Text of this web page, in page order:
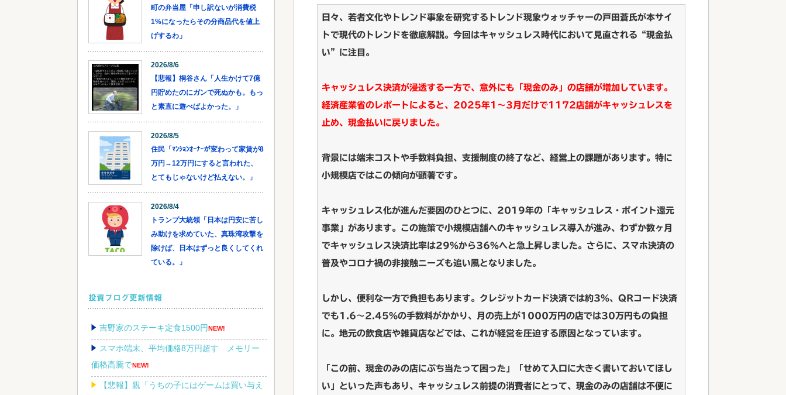
日々、若者文化やトレンド事象を研究するトレンド現象ウォッチャーの戸田蒼氏が本サイ
トで現代のトレンドを徹底解説。今回はキャッシュレス時代において見直される“現金払
い”に注目。
キャッシュレス決済が浸透する一方で、意外にも「現金のみ」の店舗が増加しています。
経済産業省のレポートによると、2025年1～3月だけで1172店舗がキャッシュレスを
止め、現金払いに戻りました。
背景には端末コストや手数料負担、支援制度の終了など、経営上の課題があります。特に
小規模店ではこの傾向が顕著です。
キャッシュレス化が進んだ要因のひとつに、2019年の「キャッシュレス・ポイント還元
事業」があります。この施策で小規模店舗へのキャッシュレス導入が進み、わずか数ヶ月
でキャッシュレス決済比率は29％から36％へと急上昇しました。さらに、スマホ決済の
普及やコロナ禍の非接触ニーズも追い風となりました。
しかし、便利な一方で負担もあります。クレジットカード決済では約3％、QRコード決済
でも1.6～2.45％の手数料がかかり、月の売上が1000万円の店では30万円もの負担
に。地元の飲食店や雑貨店などでは、これが経営を圧迫する原因となっています。
「この前、現金のみの店にぶち当たって困った」「せめて入口に大きく書いておいてほし
い」といった声もあり、キャッシュレス前提の消費者にとって、現金のみの店舗は不便に
町の弁当屋「申し訳ないが消費税
1%になったらその分商品代を値上
げするわ」
2026/8/6
【悲報】桐谷さん「人生かけて7億
円貯めたのにガンで死ぬかも。もっ
と素直に遊べばよかった。」
2026/8/5
住民「ﾏﾝｼｮﾝｵｰﾅｰが変わって家賃が8
万円→12万円にすると言われた、
とてもじゃないけど払えない。」
2026/8/4
トランプ大統領「日本は円安に苦し
み助けを求めていた、真珠湾攻撃を
除けば、日本はずっと良くしてくれ
ている。」
投資ブログ更新情報
吉野家のステーキ定食1500円NEW!
スマホ端末、平均価格8万円超す メモリー
価格高騰でNEW!
【悲報】親「うちの子にはゲームは買い与え